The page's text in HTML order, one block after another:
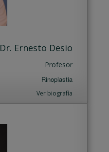
Dr. Ernesto Desio
Profesor
Rinoplastia
Ver biografía